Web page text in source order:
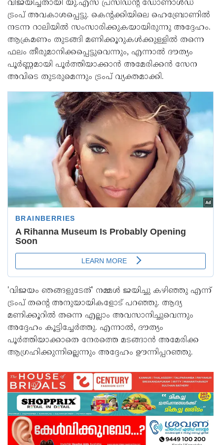
വിജയിച്ചതായി യു.എസ് പ്രസിഡന്റ് ഡോണാൾഡ്
ട്രംപ് അവകാശപ്പെട്ടു. കെന്റക്കിയിലെ ഹെബ്രോണിൽ
നടന്ന റാലിയിൽ സംസാരിക്കുകയായിരുന്നു അദ്ദേഹം.
ആക്രമണം തുടങ്ങി മണിക്കൂറുകൾക്കുള്ളിൽ തന്നെ
ഫലം തീരുമാനിക്കപ്പെട്ടുവെന്നും, എന്നാൽ ദൗത്യം
പൂർണ്ണമായി പൂർത്തിയാക്കാൻ അമേരിക്കൻ സേന
അവിടെ തുടരുമെന്നും ട്രംപ് വ്യക്തമാക്കി.
'വിജയം ഞങ്ങളുടേത്' നമ്മൾ ജയിച്ചു കഴിഞ്ഞു എന്ന്
ട്രംപ് തന്റെ അനുയായികളോട് പറഞ്ഞു. ആദ്യ
മണിക്കൂറിൽ തന്നെ എല്ലാം അവസാനിച്ചുവെന്നും
അദ്ദേഹം കൂട്ടിച്ചേർത്തു. എന്നാൽ, ദൗത്യം
പൂർത്തിയാക്കാതെ നേരത്തെ മടങ്ങാൻ അമേരിക്ക
ആഗ്രഹിക്കുന്നില്ലെന്നും അദ്ദേഹം ഊന്നിപ്പറഞ്ഞു.